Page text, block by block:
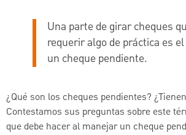
Una parte de girar cheques
requerir algo de práctica es
un cheque pendiente.
¿Qué son los cheques pendientes?
Contestamos sus preguntas sobre este
que debe hacer al manejar un cheque